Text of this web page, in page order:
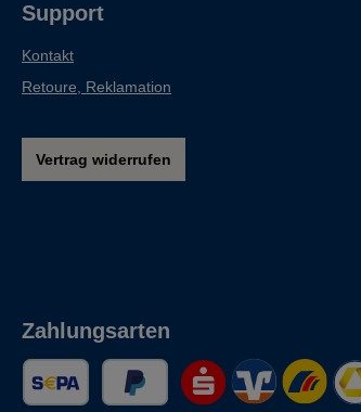
Support
Kontakt
Retoure, Reklamation
Vertrag widerrufen
Zahlungsarten